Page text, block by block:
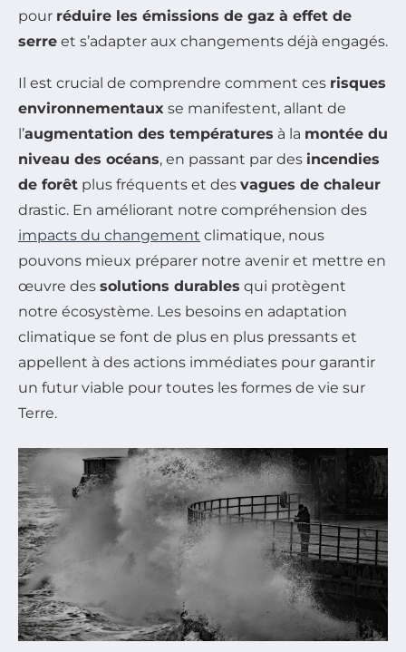
pour réduire les émissions de gaz à effet de
serre et s’adapter aux changements déjà engagés.
Il est crucial de comprendre comment ces risques
environnementaux se manifestent, allant de
l’augmentation des températures à la montée du
niveau des océans, en passant par des incendies
de forêt plus fréquents et des vagues de chaleur
drastic. En améliorant notre compréhension des
impacts du changement climatique, nous
pouvons mieux préparer notre avenir et mettre en
œuvre des solutions durables qui protègent
notre écosystème. Les besoins en adaptation
climatique se font de plus en plus pressants et
appellent à des actions immédiates pour garantir
un futur viable pour toutes les formes de vie sur
Terre.